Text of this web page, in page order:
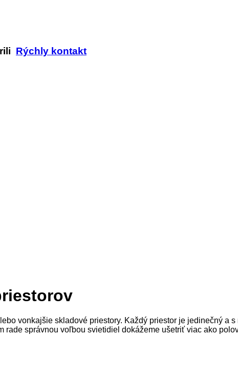
Rýchly kontakt
vonkajšie skladové priestory. Každý priestor je jedinečný a
rade správnou voľbou svietidiel dokážeme ušetriť viac ako